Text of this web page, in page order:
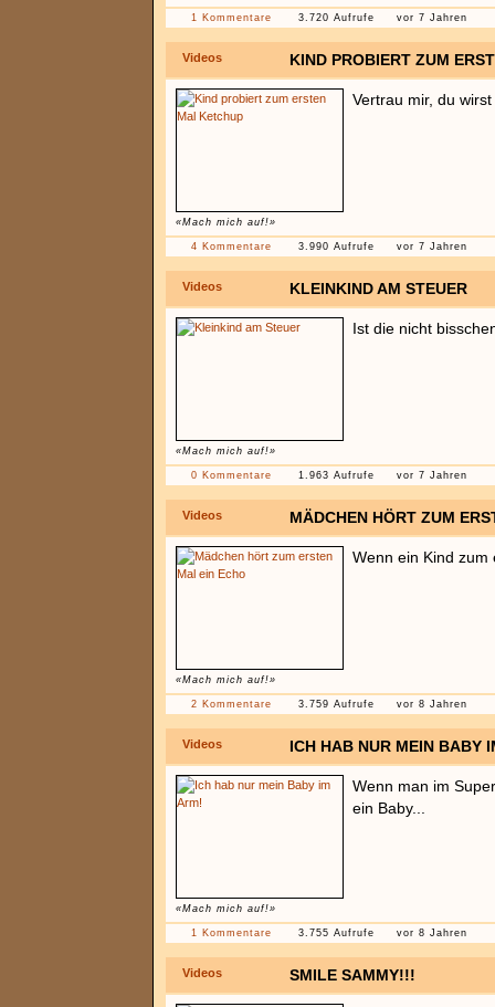
1 Kommentare 3.720 Aufrufe vor 7 Jahren
Videos KIND PROBIERT ZUM
«Mach mich auf!»
Vertrau mir, du
4 Kommentare 3.990 Aufrufe vor 7 Jahren
Videos KLEINKIND AM STEUER
«Mach mich auf!»
Ist die nicht
0 Kommentare 1.963 Aufrufe vor 7 Jahren
Videos MÄDCHEN HÖRT ZUM
«Mach mich auf!»
Wenn ein Kind
2 Kommentare 3.759 Aufrufe vor 8 Jahren
Videos ICH HAB NUR MEIN BABY
«Mach mich auf!»
Wenn man im
ein Baby...
1 Kommentare 3.755 Aufrufe vor 8 Jahren
Videos SMILE SAMMY!!!